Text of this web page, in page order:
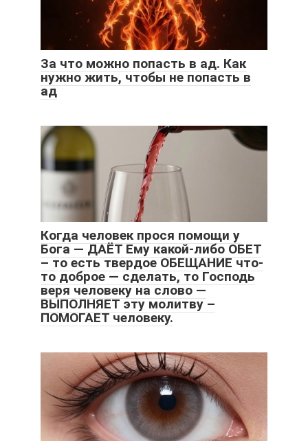
За что можно попасть в ад. Как
нужно жить, чтобы не попасть в
ад
Когда человек прося помощи у
Бога — ДАЁТ Ему какой-либо ОБЕТ
– то есть твердое ОБЕЩАНИЕ что-
то доброе — сделать, то Господь
веря человеку на слово —
ВЫПОЛНЯЕТ эту молитву –
ПОМОГАЕТ человеку.